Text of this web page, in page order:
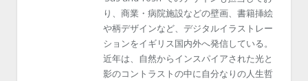
り、商業・病院施設などの壁画、書籍挿絵
や柄デザインなど、デジタルイラストレー
ションをイギリス国内外へ発信している。
近年は、自然からインスパイアされた光と
影のコントラストの中に自分なりの人生哲